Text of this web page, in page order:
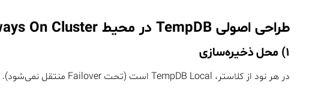
طراحی اصولی TempDB در محیط Always On Cluster
۱) محل ذخیره‌سازی
در هر نود از کلاستر، TempDB Local است (تحت Failover منتقل نمی‌شود).